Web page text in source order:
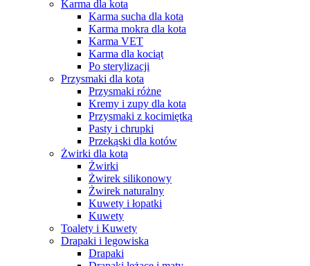
Karma dla kota
Karma sucha dla kota
Karma mokra dla kota
Karma VET
Karma dla kociąt
Po sterylizacji
Przysmaki dla kota
Przysmaki różne
Kremy i zupy dla kota
Przysmaki z kocimiętką
Pasty i chrupki
Przekąski dla kotów
Żwirki dla kota
Żwirki
Żwirek silikonowy
Żwirek naturalny
Kuwety i łopatki
Kuwety
Toalety i Kuwety
Drapaki i legowiska
Drapaki